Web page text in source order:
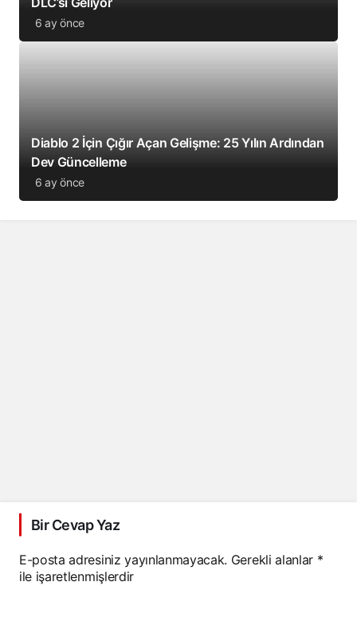
6 ay önce
Diablo 2 İçin Çığır Açan Gelişme: 25 Yılın Ardından
Dev Güncelleme
6 ay önce
Bir Cevap Yaz
E-posta adresiniz yayınlanmayacak. Gerekli alanlar *
ile işaretlenmişlerdir